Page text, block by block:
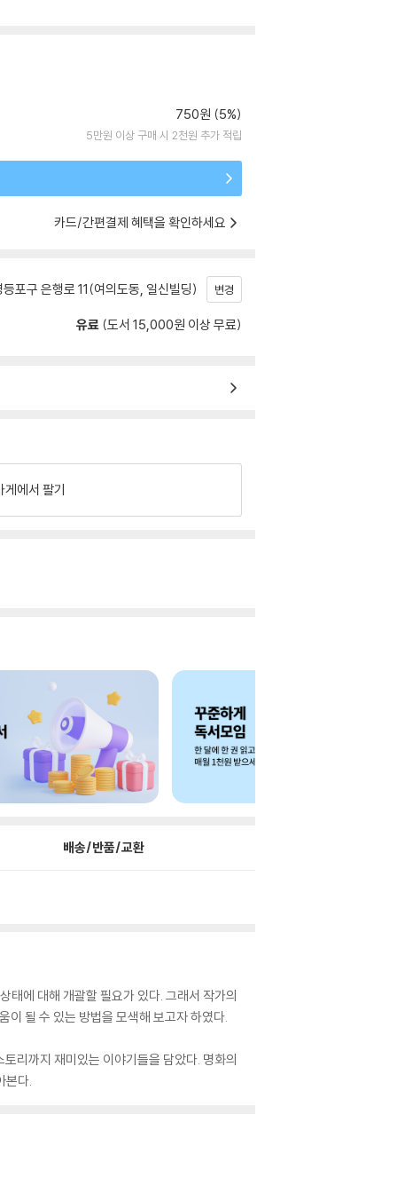
750원 (5%)
5만원 이상 구매 시 2천원 추가 적립
카드/간편결제 혜택을 확인하세요
포구 은행로 11(여의도동, 일신빌딩) 변경
유료 (도서 15,000원 이상 무료)
게에서 팔기
배송/반품/교환
태에 대해 개괄할 필요가 있다. 그래서 작가의
이 될 수 있는 방법을 모색해 보고자 하였다.
리까지 재미있는 이야기들을 담았다. 명화의
본다.